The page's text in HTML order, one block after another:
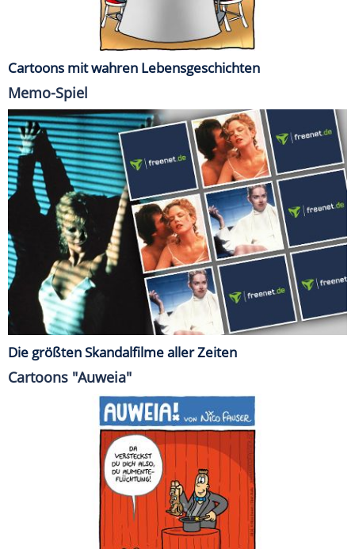
Cartoons mit wahren Lebensgeschichten
Memo-Spiel
Die größten Skandalfilme aller Zeiten
Cartoons "Auweia"